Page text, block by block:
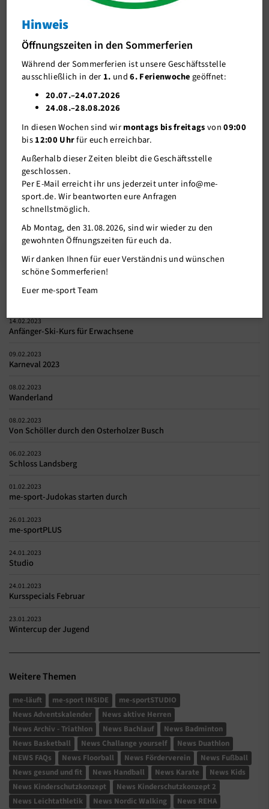
Bronze-Quartett
Bronze-Quartett
06.02.2023
Bei den Bezirksmeisterschaften in Neuss erkämpften in der U 11 (
jeweils den 3.Platz. In der U 15 gab es ebenfalls Bronze für Ruslan
Kehl und damit auch die Qualifizierung zu den Westdeutschen
Einzelmeisterschaften.
Weitere News
14.02.2023
Anfänger-Ski-Kurs für Erwachsene
09.02.2023
Karneval 2023
08.02.2023
Wanderland
08.02.2023
Von Schöller durch den Osterholzer Busch
06.02.2023
Schloss Landsberg
01.02.2023
me-sport-Judokas starten durch
26.01.2023
me-sportPLUS
24.01.2023
Studio
24.01.2023
Kursspecials Februar
23.01.2023
Wintercup der Jugend
Weitere Themen
me-läuft me-sport INSIDE
me-sportSTUDIO
News Adventskalender
News aktive Herren
News Archiv - Triathlon
News Bachlauf
News Badminton
News Basketball
News Challange yourself
News Duathlon
NEWS FAQs
News Floorball News Förderverein
News Fußball
News gesund und fit
News Handball News Karate
News Kids
News Kinderschutzkonzept
News Kinderschutzkonzept 2
News Leichtathletik
News Nordic Walking News REHA
J-Team
Stellenangebote
Förderverein me-sport e.V.
Mitgliederservice
Verantwortung
Hinweis
Öffnungszeiten in den Sommerferien
Während der Sommerferien ist unsere Geschäftsstelle
ausschließlich in der 1. und6. Ferienwochegeöffnet:
20.07.–24.07.2026
24.08.–28.08.2026
In diesen Wochen sind wirmontags bis freitagsvon09:00
bis12:00 Uhrfür euch erreichbar.
Außerhalb dieser Zeiten bleibt die Geschäftsstelle
geschlossen.
Per E-Mail erreicht ihr uns jederzeit unter info@me-
sport.de. Wir beantworten eure Anfragen
schnellstmöglich.
Ab Montag, den 31.08.2026, sind wir wieder zu den
gewohnten Öffnungszeiten für euch da.
Wir danken Ihnen für euer Verständnis und wünschen
schöne Sommerferien!
Euer me-sport Team